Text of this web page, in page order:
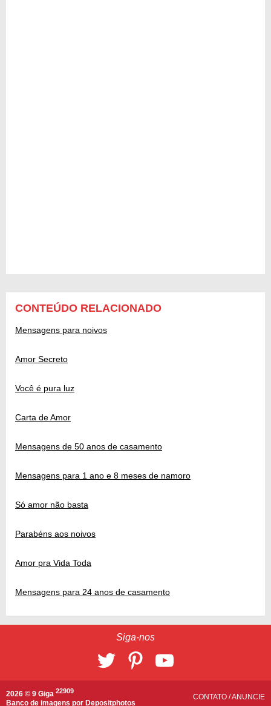
CONTEÚDO RELACIONADO
Mensagens para noivos
Amor Secreto
Você é pura luz
Carta de Amor
Mensagens de 50 anos de casamento
Mensagens para 1 ano e 8 meses de namoro
Só amor não basta
Parabéns aos noivos
Amor pra Vida Toda
Mensagens para 24 anos de casamento
Siga-nos
2026 © 9 Giga 22909
Banco de imagens por Depositphotos
CONTATO /ANUNCIE